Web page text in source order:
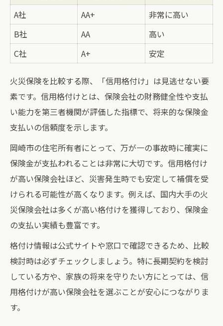
A社
AA+
非常に高い
B社
AA
高い
C社
A+ 安定
火災保険を比較する際、「信用格付け」は見逃せない要
素です。信用格付けとは、保険会社の財務健全性や支払
い能力を第三者機関が評価した指標で、将来的な保険金
支払いの信頼度を示します。
岡崎市の住宅所有者にとって、万が一の事故時に確実に
保険金が支払われることは非常に大切です。信用格付け
が高い保険会社ほど、災害発生時でも安定して補償を受
けられる可能性が高くなります。例えば、国内大手の火
災保険会社は多くが高い格付けを獲得しており、保険金
の支払い実績も豊富です。
格付け情報は公式サイトや窓口で確認できるため、比較
検討時は必ずチェックしましょう。特に長期契約を検討
している方や、家族の将来を守りたい方にとっては、信
用格付けが高い保険会社を選ぶことが安心につながりま
す。